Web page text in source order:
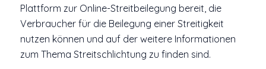
Plattform zur Online-Streitbeilegung bereit, die
Verbraucher für die Beilegung einer Streitigkeit
nutzen können und auf der weitere Informationen
zum Thema Streitschlichtung zu finden sind.